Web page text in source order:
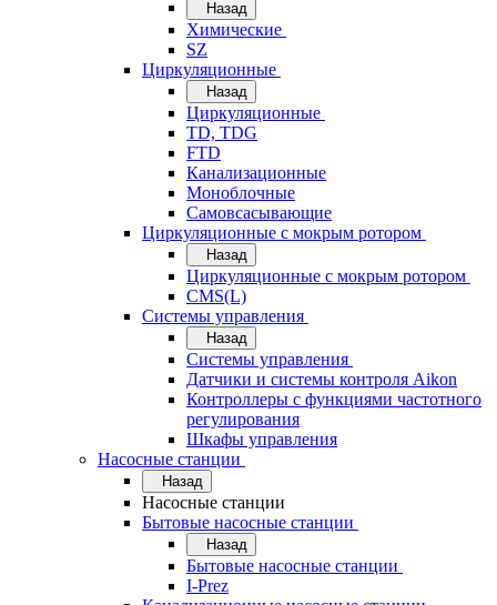
Назад
Химические
SZ
Циркуляционные
Назад
Циркуляционные
TD, TDG
FTD
Канализационные
Моноблочные
Самовсасывающие
Циркуляционные с мокрым ротором
Назад
Циркуляционные с мокрым ротором
CMS(L)
Системы управления
Назад
Системы управления
Датчики и системы контроля Aikon
Контроллеры с функциями частотного
регулирования
Шкафы управления
Насосные станции
Назад
Насосные станции
Бытовые насосные станции
Назад
Бытовые насосные станции
I-Prez